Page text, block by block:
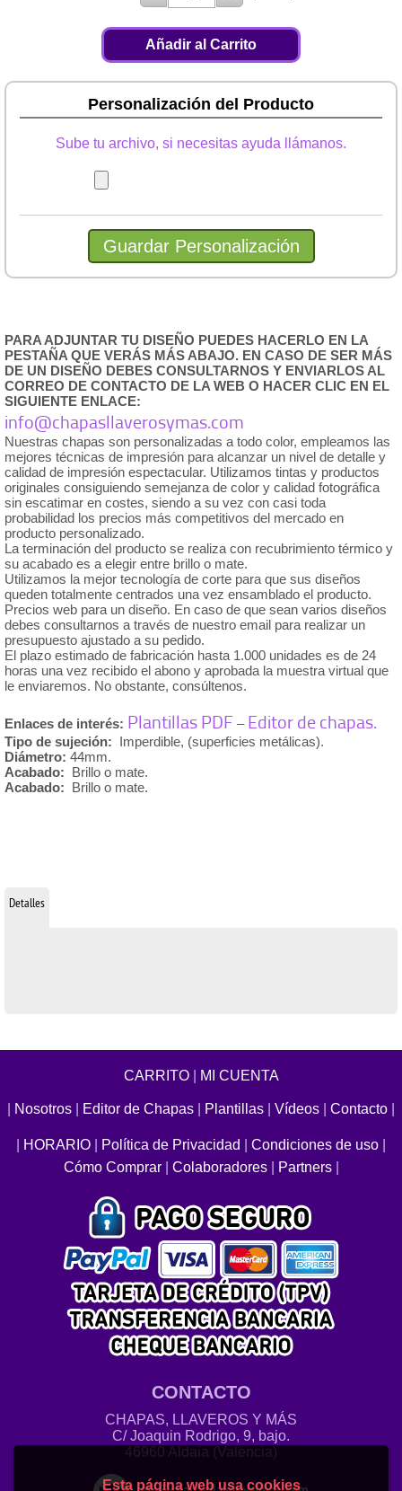
Añadir al Carrito
Personalización del Producto
Sube tu archivo, si necesitas ayuda llámanos.
PARA ADJUNTAR TU DISEÑO PUEDES HACERLO EN LA
PESTAÑA QUE VERÁS MÁS ABAJO. EN CASO DE SER MÁS
DE UN DISEÑO DEBES CONSULTARNOS Y ENVIARLOS AL
CORREO DE CONTACTO DE LA WEB O HACER CLIC EN EL
SIGUIENTE ENLACE:
info@chapasllaverosymas.com
Nuestras chapas son personalizadas a todo color, empleamos las
mejores técnicas de impresión para alcanzar un nivel de detalle y
calidad de impresión espectacular. Utilizamos tintas y productos
originales consiguiendo semejanza de color y calidad fotográfica
sin escatimar en costes, siendo a su vez con casi toda
probabilidad los precios más competitivos del mercado en
producto personalizado.
La terminación del producto se realiza con recubrimiento térmico y
su acabado es a elegir entre brillo o mate.
Utilizamos la mejor tecnología de corte para que sus diseños
queden totalmente centrados una vez ensamblado el producto.
Precios web para un diseño. En caso de que sean varios diseños
debes consultarnos a través de nuestro email para realizar un
presupuesto ajustado a su pedido.
El plazo estimado de fabricación hasta 1.000 unidades es de 24
horas una vez recibido el abono y aprobada la muestra virtual que
le enviaremos. No obstante, consúltenos.
Enlaces de interés: Plantillas PDF – Editor de chapas.
Tipo de sujeción: Imperdible, (superficies metálicas).
Diámetro: 44mm.
Acabado: Brillo o mate.
Acabado: Brillo o mate.
Detalles
CARRITO| MI CUENTA
Nosotros Editor de Chapas Plantillas Vídeos Contacto
HORARIO Política de Privacidad Condiciones de uso
Cómo Comprar
Colaboradores Partners
CONTACTO
CHAPAS, LLAVEROS Y MÁS
C/ Joaquin Rodrigo, 9, bajo.
46960 Aldaia (Valencia)
Esta página web usa cookies